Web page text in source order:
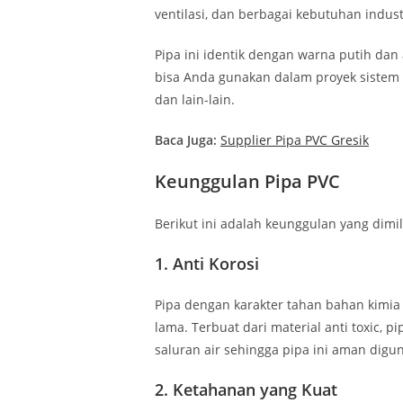
ventilasi, dan berbagai kebutuhan
Pipa ini identik dengan warna putih dan
bisa Anda gunakan dalam proyek
dan lain-lain.
Baca Juga: Supplier Pipa PVC Gresik
Keunggulan Pipa PVC
Berikut ini adalah keunggulan yang
1. Anti Korosi
Pipa dengan karakter tahan bahan
lama. Terbuat dari material anti toxic,
saluran air sehingga pipa ini aman
2. Ketahanan yang Kuat